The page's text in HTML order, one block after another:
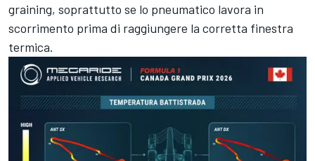
graining, soprattutto se lo pneumatico lavora in
scorrimento prima di raggiungere la corretta finestra
termica.